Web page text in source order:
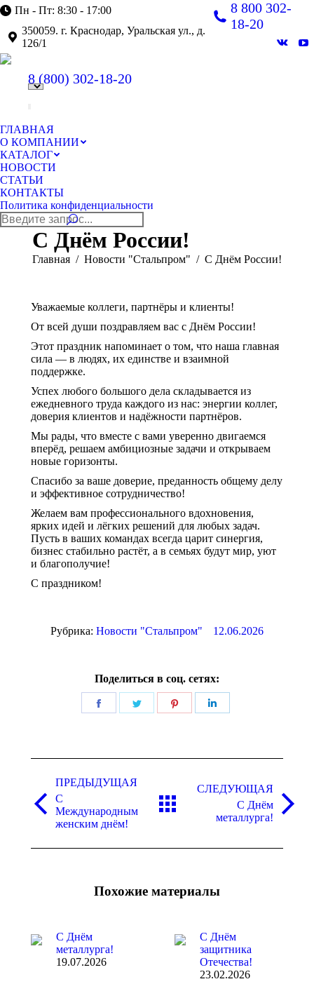
Пн - Пт: 8:30 - 17:00
350059. г. Краснодар, Уральская ул., д.
126/1
8 800 302-
18-20
8 (800) 302-18-20
ГЛАВНАЯ
О КОМПАНИИ
КАТАЛОГ
НОВОСТИ
СТАТЬИ
КОНТАКТЫ
Политика конфиденциальности
Поиск:
С Днём России!
Вы здесь:
Главная Новости "Стальпром" С Днём России!
Уважаемые коллеги, партнёры и клиенты!
От всей души поздравляем вас с Днём России!
Этот праздник напоминает о том, что наша главная
сила — в людях, их единстве и взаимной
поддержке.
Успех любого большого дела складывается из
ежедневного труда каждого из нас: энергии коллег,
доверия клиентов и надёжности партнёров.
Мы рады, что вместе с вами уверенно двигаемся
вперёд, решаем амбициозные задачи и открываем
новые горизонты.
Спасибо за ваше доверие, преданность общему делу
и эффективное сотрудничество!
Желаем вам профессионального вдохновения,
ярких идей и лёгких решений для любых задач.
Пусть в ваших командах всегда царит синергия,
бизнес стабильно растёт, а в семьях будут мир, уют
и благополучие!
С праздником!
Рубрика: Новости "Стальпром" 12.06.2026
Поделиться в соц. сетях:
ПоделитьсяПоделитьсяПоделиться
записям
ПРЕДЫДУЩАЯ
Предыдущая
запись:
С
Международным
женским днём!
СЛЕДУЮЩАЯ
Следующая
запись:
С Днём
металлурга!
Похожие материалы
С Днём
металлурга!
19.07.2026
С Днём
защитника
Отечества!
23.02.2026